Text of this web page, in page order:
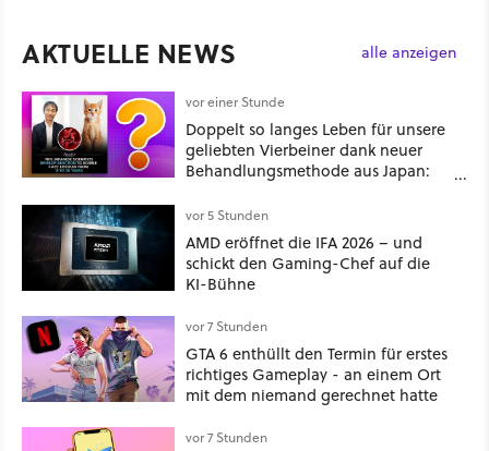
AKTUELLE NEWS alle anzeigen
vor einer Stunde
Doppelt so langes Leben für unsere
geliebten Vierbeiner dank neuer
Behandlungsmethode aus Japan:
Kommentare zeigt, dass es nicht so
einfach ist
vor 5 Stunden
AMD eröffnet die IFA 2026 – und
schickt den Gaming-Chef auf die
KI-Bühne
vor 7 Stunden
GTA 6 enthüllt den Termin für erstes
richtiges Gameplay - an einem Ort
mit dem niemand gerechnet hatte
vor 7 Stunden